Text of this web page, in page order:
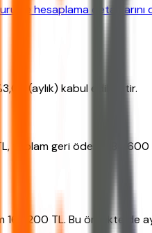
ve hesaplama detaylarını
(aylık) kabul edilmiştir.
toplam geri ödeme
TL. Bu örnekte de